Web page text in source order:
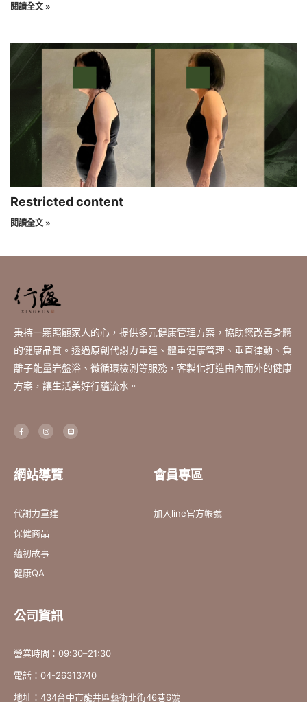
閱讀全文 »
Restricted content
閱讀全文 »
秉持一顆照顧家人的心，提供多元健康管理方案，協助您改善身體
的健康品質。透過原創代謝力重建、體重健康管理、垂直律動、負
離子能量岩盤浴、微循環檢測等服務，客製化打造由內而外的健康
方案，讓生活美好行蘊流水。
F
a
c
k
-
I
n
s
a
m
L
i
n
網站導覽
代謝力重建
保健商品
蘊初故事
健康QA
會員專區
加入line官方帳號
公司資訊
營業時間：09:30–21:30
電話：04-26313740
地址：434台中市龍井區藝術北街46巷6號